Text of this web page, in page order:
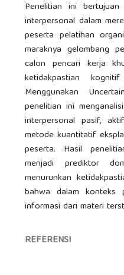
Penelitian ini
interpersonal dalam
peserta pelatihan
maraknya gelombang
calon pencari kerja
ketidakpastian
Menggunakan
penelitian ini
interpersonal pasif,
metode kuantitatif
peserta. Hasil
menjadi prediktor
menurunkan
bahwa dalam konteks
informasi dari materi
REFERENSI